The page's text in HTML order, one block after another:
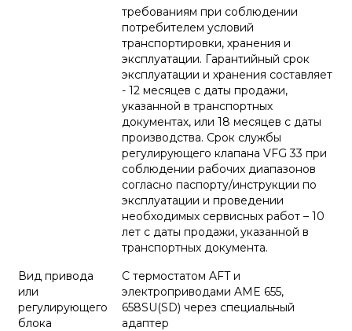
требованиям при соблюдении
потребителем условий
транспортировки, хранения и
эксплуатации. Гарантийный срок
эксплуатации и хранения составляет
- 12 месяцев с даты продажи,
указанной в транспортных
документах, или 18 месяцев с даты
производства. Срок службы
регулирующего клапана VFG 33 при
соблюдении рабочих диапазонов
согласно паспорту/инструкции по
эксплуатации и проведении
необходимых сервисных работ – 10
лет с даты продажи, указанной в
транспортных документа.
Вид привода
или
регулирующего
блока
С термостатом AFT и
электроприводами AME 655,
658SU(SD) через специальный
адаптер